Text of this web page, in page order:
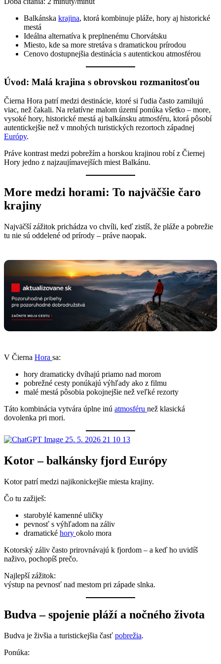
Balkánska krajina, ktorá kombinuje pláže, hory aj historické
mestá
Ideálna alternatíva k preplnenému Chorvátsku
Miesto, kde sa more stretáva s dramatickou prírodou
Cenovo dostupnejšia destinácia s autentickou atmosférou
Úvod: Malá krajina s obrovskou rozmanitosťou
Čierna Hora patrí medzi destinácie, ktoré si ľudia často zamilujú
viac, než čakali. Na relatívne malom území ponúka všetko – more,
vysoké hory, historické mestá aj balkánsku atmosféru, ktorá pôsobí
autentickejšie než v mnohých turistických rezortoch západnej
Európy.
Práve kontrast medzi pobrežím a horskou krajinou robí z Čiernej
Hory jedno z najzaujímavejších miest Balkánu.
More medzi horami: To najväčšie čaro
krajiny
Najväčší zážitok prichádza vo chvíli, keď zistíš, že pláže a pobrežie
tu nie sú oddelené od prírody – práve naopak.
V Čierna Hora sa:
hory dramaticky dvíhajú priamo nad morom
pobrežné cesty ponúkajú výhľady ako z filmu
malé mestá pôsobia pokojnejšie než veľké rezorty
Táto kombinácia vytvára úplne inú atmosféru než klasická
dovolenka pri mori.
Kotor – balkánsky fjord Európy
Kotor patrí medzi najikonickejšie miesta krajiny.
Čo tu zažiješ:
starobylé kamenné uličky
pevnosť s výhľadom na záliv
dramatické hory okolo mora
Kotorský záliv často prirovnávajú k fjordom – a keď ho uvidíš
naživo, pochopíš prečo.
Najlepší zážitok:
výstup na pevnosť nad mestom pri západe slnka.
Budva – spojenie pláží a nočného života
Budva je živšia a turistickejšia časť pobrežia.
Ponúka: